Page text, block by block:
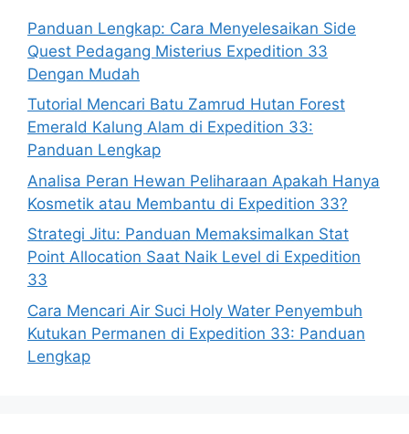
Panduan Lengkap: Cara Menyelesaikan Side
Quest Pedagang Misterius Expedition 33
Dengan Mudah
Tutorial Mencari Batu Zamrud Hutan Forest
Emerald Kalung Alam di Expedition 33:
Panduan Lengkap
Analisa Peran Hewan Peliharaan Apakah Hanya
Kosmetik atau Membantu di Expedition 33?
Strategi Jitu: Panduan Memaksimalkan Stat
Point Allocation Saat Naik Level di Expedition
33
Cara Mencari Air Suci Holy Water Penyembuh
Kutukan Permanen di Expedition 33: Panduan
Lengkap